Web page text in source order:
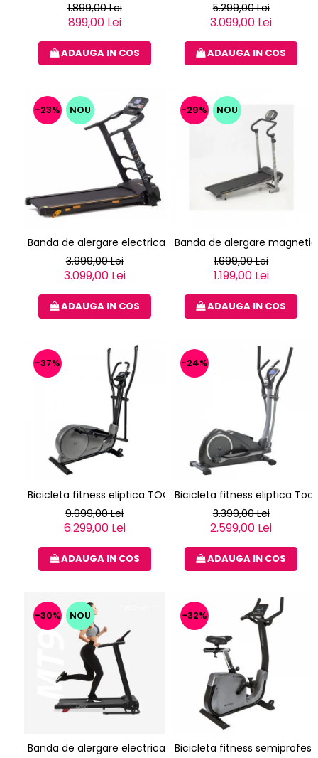
1.899,00 Lei
899,00 Lei
ADAUGA IN COS
5.299,00 Lei
3.099,00 Lei
ADAUGA IN COS
-23% NOU
Banda de alergare electrica EVERFIT TFK 355 SLIM
3.999,00 Lei
3.099,00 Lei
ADAUGA IN COS
-29% NOU
Banda de alergare magnetica
1.699,00 Lei
1.199,00 Lei
ADAUGA IN COS
-37%
Bicicleta fitness eliptica TOORX ERX-3000
9.999,00 Lei
6.299,00 Lei
ADAUGA IN COS
-24%
Bicicleta fitness eliptica
3.399,00 Lei
2.599,00 Lei
ADAUGA IN COS
-30% NOU
Banda de alergare electrica Techfit nou MT90N
-32%
Bicicleta fitness